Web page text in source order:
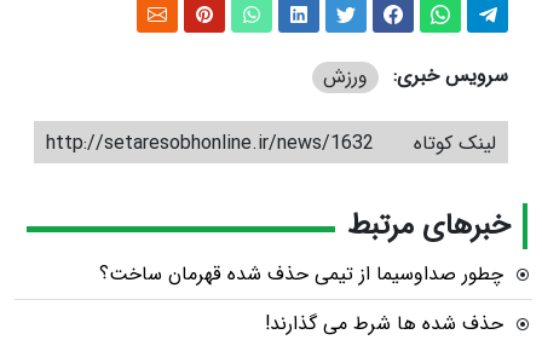
سرویس خبری: ورزش
لینک کوتاه http://setaresobhonline.ir/news/1632
خبرهای مرتبط
چطور صداوسیما از تیمی حذف‌ شده قهرمان ساخت؟
حذف شده ها شرط می گذارند!